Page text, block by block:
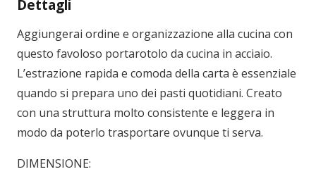
Dettagli
Aggiungerai ordine e organizzazione alla cucina con
questo favoloso portarotolo da cucina in acciaio.
L’estrazione rapida e comoda della carta è essenziale
quando si prepara uno dei pasti quotidiani. Creato
con una struttura molto consistente e leggera in
modo da poterlo trasportare ovunque ti serva.
DIMENSIONE: